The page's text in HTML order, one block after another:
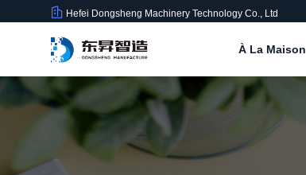
Hefei Dongsheng Machinery Technology Co., Ltd
À La Maison